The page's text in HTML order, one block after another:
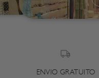
ENVIO GRATUITO